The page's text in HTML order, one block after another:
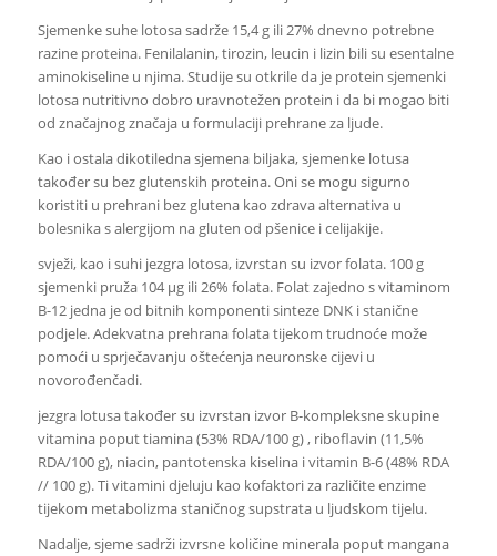
Sjemenke suhe lotosa sadrže 15,4 g ili 27% dnevno potrebne
razine proteina. Fenilalanin, tirozin, leucin i lizin bili su esentalne
aminokiseline u njima. Studije su otkrile da je protein sjemenki
lotosa nutritivno dobro uravnotežen protein i da bi mogao biti
od značajnog značaja u formulaciji prehrane za ljude.
Kao i ostala dikotiledna sjemena biljaka, sjemenke lotusa
također su bez glutenskih proteina. Oni se mogu sigurno
koristiti u prehrani bez glutena kao zdrava alternativa u
bolesnika s alergijom na gluten od pšenice i celijakije.
svježi, kao i suhi jezgra lotosa, izvrstan su izvor folata. 100 g
sjemenki pruža 104 µg ili 26% folata. Folat zajedno s vitaminom
B-12 jedna je od bitnih komponenti sinteze DNK i stanične
podjele. Adekvatna prehrana folata tijekom trudnoće može
pomoći u sprječavanju oštećenja neuronske cijevi u
novorođenčadi.
jezgra lotusa također su izvrstan izvor B-kompleksne skupine
vitamina poput tiamina (53% RDA/100 g) , riboflavin (11,5%
RDA/100 g), niacin, pantotenska kiselina i vitamin B-6 (48% RDA
// 100 g). Ti vitamini djeluju kao kofaktori za različite enzime
tijekom metabolizma staničnog supstrata u ljudskom tijelu.
Nadalje, sjeme sadrži izvrsne količine minerala poput mangana